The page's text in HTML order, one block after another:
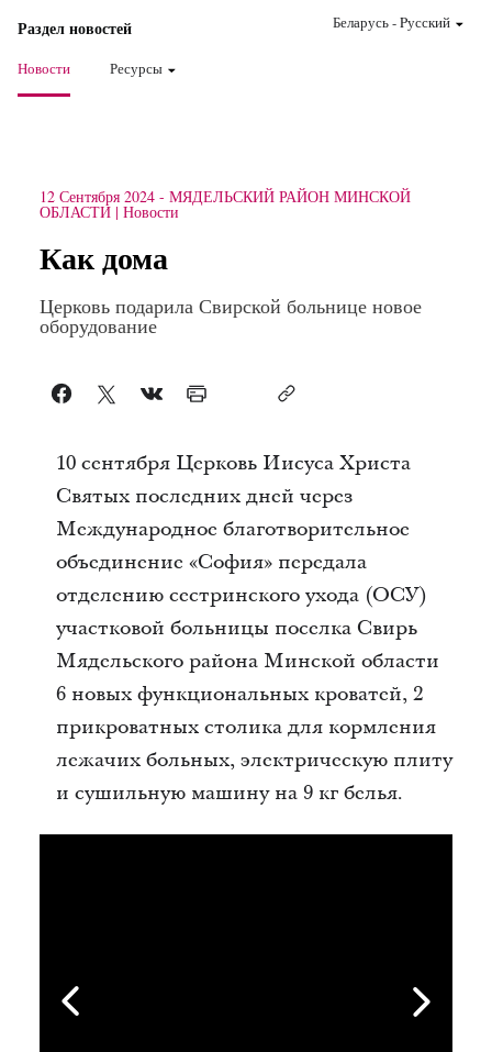
Раздел новостей
Новости Ресурсы
Беларусь-Pусский
12 Сентября 2024 - МЯДЕЛЬСКИЙ РАЙОН МИНСКОЙ
ОБЛАСТИ Новости
Как дома
Церковь подарила Свирской больнице новое
оборудование
10 сентября Церковь Иисуса Христа
Святых последних дней через
Международное благотворительное
объединение «София» передала
отделению сестринского ухода (ОСУ)
участковой больницы поселка Свирь
Мядельского района Минской области
6 новых функциональных кроватей, 2
прикроватных столика для кормления
лежачих больных, электрическую плиту
и сушильную машину на 9 кг белья.